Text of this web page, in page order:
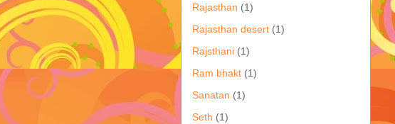
Rajasthan (1)
Rajasthan desert (1)
Rajsthani (1)
Ram bhakt (1)
Sanatan (1)
Seth (1)